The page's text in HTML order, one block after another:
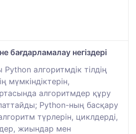
бағдарламалау негіздері
алгоритмдік тілдің
мүмкіндіктерін,
алгоритмдер құру
Python-ның басқару
түрлерін, циклдерді,
жиындар мен